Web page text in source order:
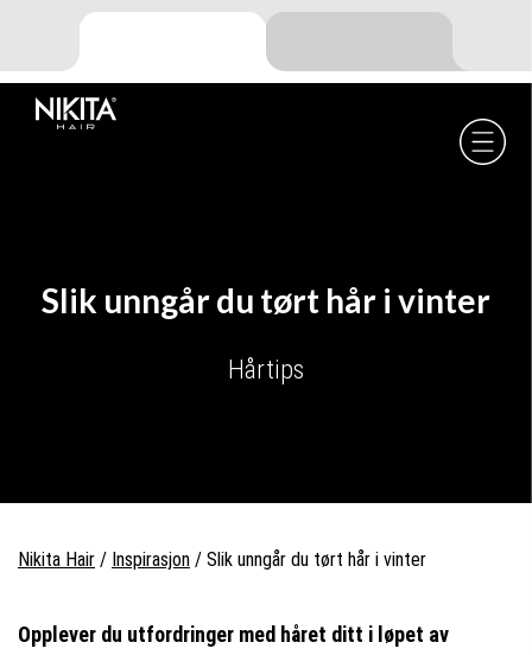
primary
navigation
main
content
footer
Slik unngår du tørt hår i vinter
Hårtips
Nikita Hair / Inspirasjon / Slik unngår du tørt hår i vinter
Opplever du utfordringer med håret ditt i løpet av